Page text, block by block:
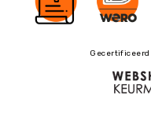
Voetbal
Gecertificeerd